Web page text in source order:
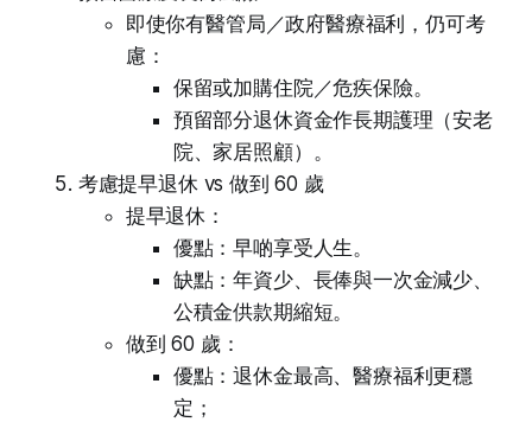
即使你有醫管局／政府醫療福利，仍可考
慮：
保留或加購住院／危疾保險。
預留部分退休資金作長期護理（安老
院、家居照顧）。
考慮提早退休 vs 做到 60 歲
提早退休：
優點：早啲享受人生。
缺點：年資少、長俸與一次金減少、
公積金供款期縮短。
做到 60 歲：
優點：退休金最高、醫療福利更穩
定；